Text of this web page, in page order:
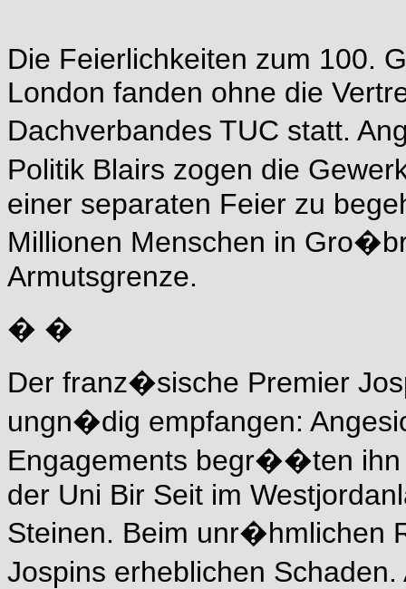
Die Feierlichkeiten zum 100.
London fanden ohne die
Dachverbandes TUC statt.
Politik Blairs zogen die
einer separaten Feier zu
Millionen Menschen in
Armutsgrenze.
� �
Der franz�sische Premier
ungn�dig empfangen:
Engagements begr��ten
der Uni Bir Seit im
Steinen. Beim unr�hmlichen
Jospins erheblichen